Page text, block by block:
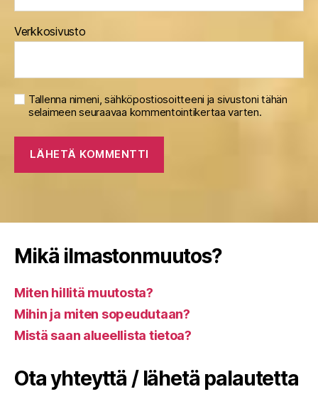
Verkkosivusto
Tallenna nimeni, sähköpostiosoitteeni ja sivustoni tähän
selaimeen seuraavaa kommentointikertaa varten.
Mikä ilmastonmuutos?
Miten hillitä muutosta?
Mihin ja miten sopeudutaan?
Mistä saan alueellista tietoa?
Ota yhteyttä / lähetä palautetta